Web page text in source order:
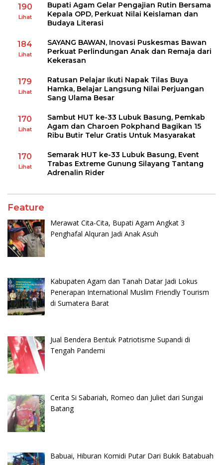
190
Lihat
Bupati Agam Gelar Pengajian Rutin Bersama
Kepala OPD, Perkuat Nilai Keislaman dan
Budaya Literasi
184
Lihat
SAYANG BAWAN, Inovasi Puskesmas Bawan
Perkuat Perlindungan Anak dan Remaja dari
Kekerasan
179
Lihat
Ratusan Pelajar Ikuti Napak Tilas Buya
Hamka, Belajar Langsung Nilai Perjuangan
Sang Ulama Besar
170
Lihat
Sambut HUT ke-33 Lubuk Basung, Pemkab
Agam dan Charoen Pokphand Bagikan 15
Ribu Butir Telur Gratis Untuk Masyarakat
170
Lihat
Semarak HUT ke-33 Lubuk Basung, Event
Trabas Extreme Gunung Silayang Tantang
Adrenalin Rider
Feature
Merawat Cita-Cita, Bupati Agam Angkat 3
Penghafal Alquran Jadi Anak Asuh
Kabupaten Agam dan Tanah Datar Jadi Lokus
Penerapan International Muslim Friendly Tourism
di Sumatera Barat
Jual Bendera Bentuk Patriotisme Supandi di
Tengah Pandemi
Cerita Si Sabariah, Romeo dan Juliet dari Sungai
Batang
Babuai, Hiburan Komidi Putar Dari Bukik Batabuah